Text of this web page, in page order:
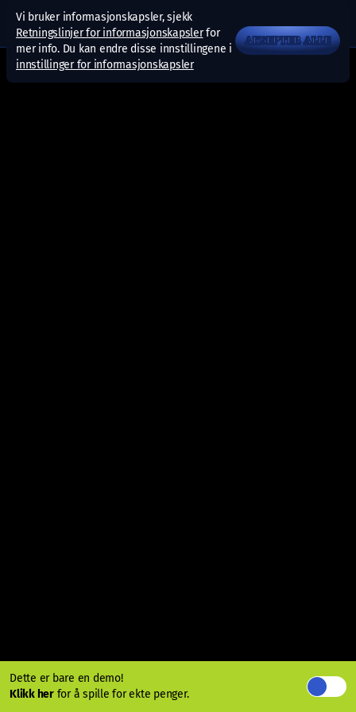
Dette er bare en demo!
Klikk herfor å spille for ekte penger.
Vi bruker informasjonskapsler, sjekk
Retningslinjer for informasjonskapslerfor
mer info. Du kan endre disse innstillingene i
innstillinger for informasjonskapsler
AKSEPTER ALLE